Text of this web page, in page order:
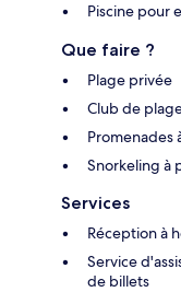
Piscine pour
Que faire ?
Plage privée
Club de
Promenades
Snorkeling à
Services
Réception à
Service
de billets